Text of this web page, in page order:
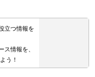
立つ情報を
ス情報を、
う！